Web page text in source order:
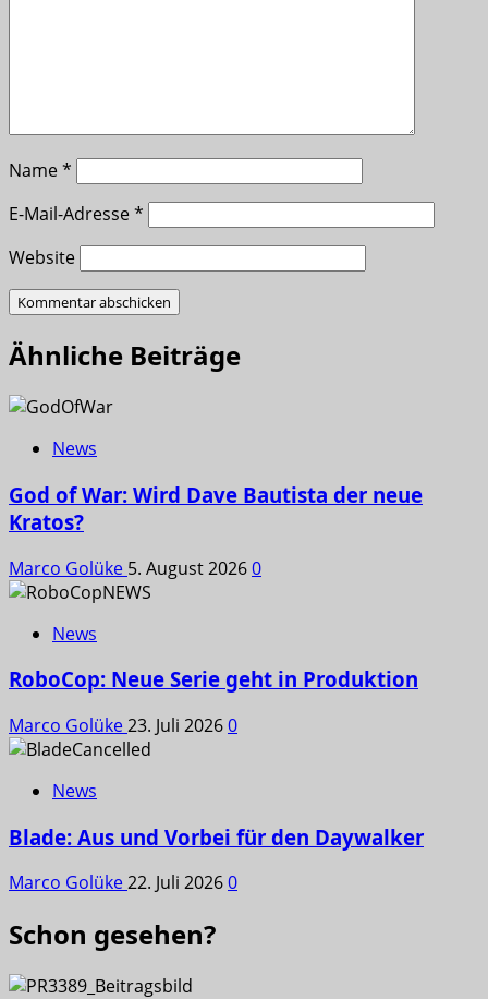
Name*
E-Mail-Adresse*
Website
Ähnliche Beiträge
News
God of War: Wird Dave Bautista der neue
Kratos?
Marco Golüke 5. August 20260
News
RoboCop: Neue Serie geht in Produktion
Marco Golüke23. Juli 20260
News
Blade: Aus und Vorbei für den Daywalker
Marco Golüke22. Juli 20260
Schon gesehen?